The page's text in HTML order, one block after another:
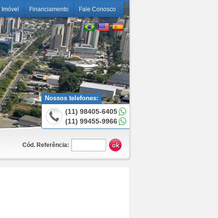
Nossos telefones:
(11) 98405-6405
(11) 99455-9966
Financiamento Fale Conosco
Cód. Referência: